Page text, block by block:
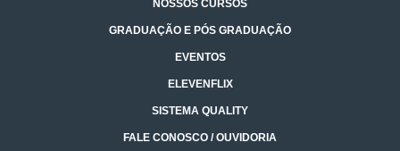
NOSSOS CURSOS
GRADUAÇÃO E PÓS GRADUAÇÃO
EVENTOS
ELEVENFLIX
SISTEMA QUALITY
FALE CONOSCO / OUVIDORIA